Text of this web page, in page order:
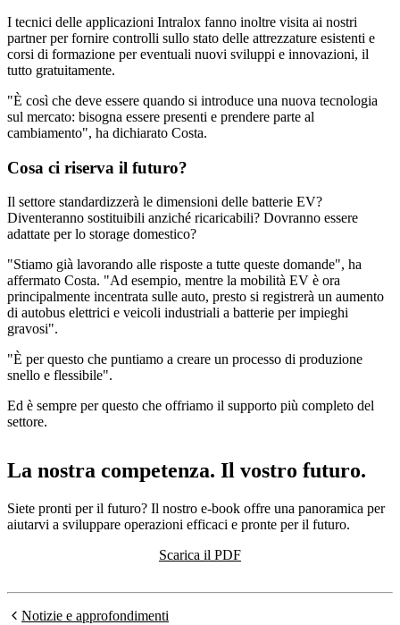
I tecnici delle applicazioni Intralox fanno inoltre visita ai nostri
partner per fornire controlli sullo stato delle attrezzature esistenti e
corsi di formazione per eventuali nuovi sviluppi e innovazioni, il
tutto gratuitamente.
"È così che deve essere quando si introduce una nuova tecnologia
sul mercato: bisogna essere presenti e prendere parte al
cambiamento", ha dichiarato Costa.
Cosa ci riserva il futuro?
Il settore standardizzerà le dimensioni delle batterie EV?
Diventeranno sostituibili anziché ricaricabili? Dovranno essere
adattate per lo storage domestico?
"Stiamo già lavorando alle risposte a tutte queste domande", ha
affermato Costa. "Ad esempio, mentre la mobilità EV è ora
principalmente incentrata sulle auto, presto si registrerà un aumento
di autobus elettrici e veicoli industriali a batterie per impieghi
gravosi".
"È per questo che puntiamo a creare un processo di produzione
snello e flessibile".
Ed è sempre per questo che offriamo il supporto più completo del
settore.
La nostra competenza. Il vostro futuro.
Siete pronti per il futuro? Il nostro e-book offre una panoramica per
aiutarvi a sviluppare operazioni efficaci e pronte per il futuro.
Scarica il PDF
Notizie e approfondimenti